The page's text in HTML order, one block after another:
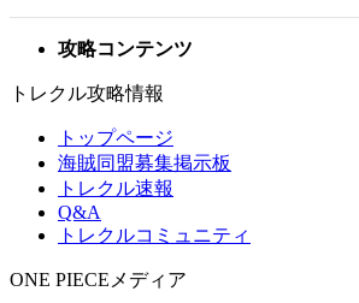
攻略コンテンツ
トレクル攻略情報
トップページ
海賊同盟募集掲示板
トレクル速報
Q&A
トレクルコミュニティ
ONE PIECEメディア